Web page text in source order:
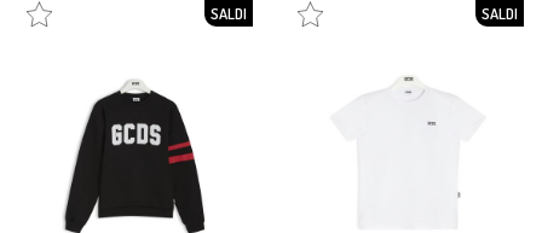
SALDI SALDI